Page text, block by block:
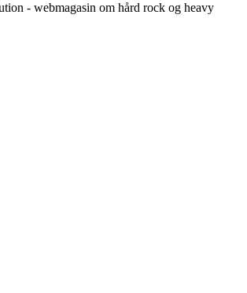
- webmagasin om hård rock og heavy